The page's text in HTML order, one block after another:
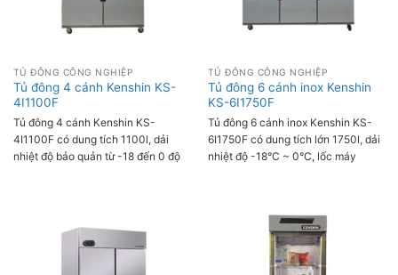
TỦ ĐÔNG CÔNG NGHIỆP
Tủ đông 4 cánh Kenshin KS-
4I1100F
Tủ đông 4 cánh Kenshin KS-
4I1100F có dung tích 1100l, dải
nhiệt độ bảo quản từ -18 đến 0 độ
bếp kinh doanh
TỦ ĐÔNG CÔNG NGHIỆP
Tủ đông 6 cánh inox Kenshin
KS-6I1750F
Tủ đông 6 cánh inox Kenshin KS-
6I1750F có dung tích lớn 1750l, dải
nhiệt độ -18°C ~ 0°C, lốc máy